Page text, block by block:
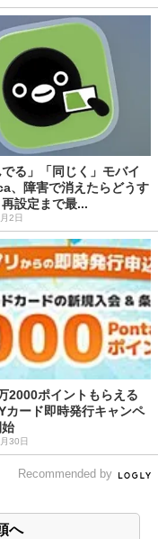
でる」「同じく」モバイ
、障害で消えたらどうす
設定まで最...
2日
2000ポイントもらえる
カード即時発行キャンペ
30日
Recommended by
へ